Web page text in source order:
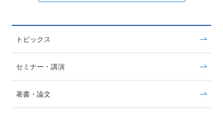
トピックス
セミナー・講演
著書・論文